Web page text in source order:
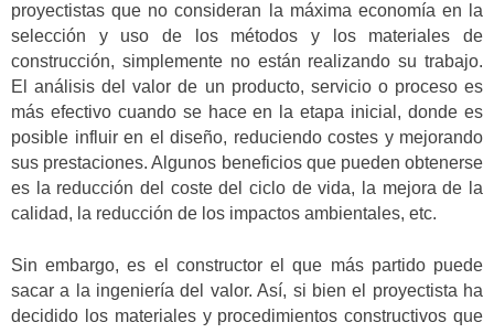
proyectistas que no consideran la máxima economía en la
selección y uso de los métodos y los materiales de
construcción, simplemente no están realizando su trabajo.
El análisis del valor de un producto, servicio o proceso es
más efectivo cuando se hace en la etapa inicial, donde es
posible influir en el diseño, reduciendo costes y mejorando
sus prestaciones. Algunos beneficios que pueden obtenerse
es la reducción del coste del ciclo de vida, la mejora de la
calidad, la reducción de los impactos ambientales, etc.
Sin embargo, es el constructor el que más partido puede
sacar a la ingeniería del valor. Así, si bien el proyectista ha
decidido los materiales y procedimientos constructivos que